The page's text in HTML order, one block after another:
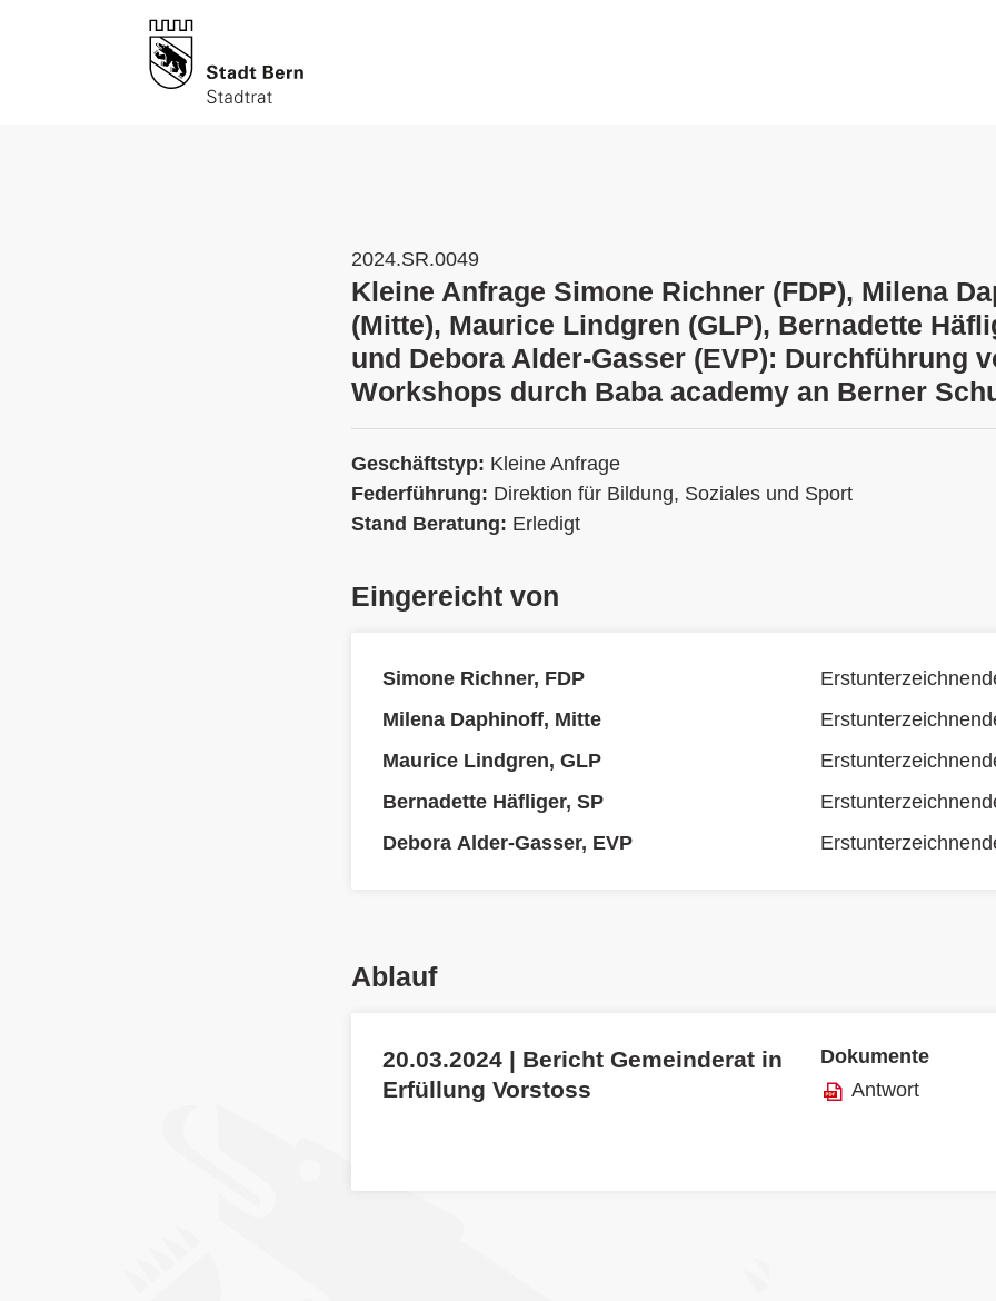
2024.SR.0049
Kleine Anfrage Simone Richner (FDP), Milena
(Mitte), Maurice Lindgren (GLP), Bernadette
und Debora Alder-Gasser (EVP): Durchführung
Workshops durch Baba academy an Berner
Geschäftstyp: Kleine Anfrage
Federführung: Direktion für Bildung, Soziales und Sport
Stand Beratung: Erledigt
Eingereicht von
Simone Richner, FDP
Milena Daphinoff, Mitte
Maurice Lindgren, GLP
Bernadette Häfliger, SP
Debora Alder-Gasser, EVP
Ablauf
20.03.2024 | Bericht Gemeinderat in
Erfüllung Vorstoss
Dokumente
Antwort